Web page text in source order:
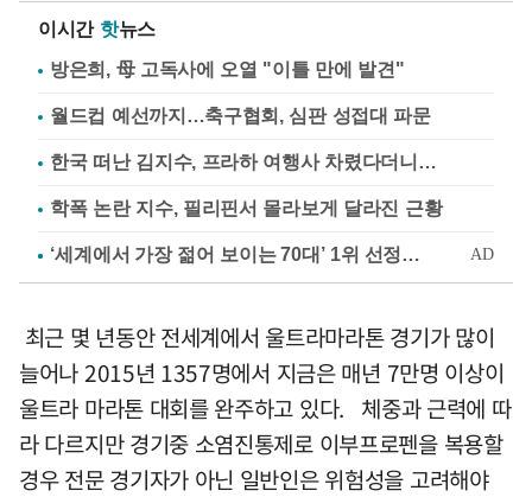
이시간 핫뉴스
방은희, 母 고독사에 오열 "이틀 만에 발견"
월드컵 예선까지…축구협회, 심판 성접대 파문
한국 떠난 김지수, 프라하 여행사 차렸다더니…
학폭 논란 지수, 필리핀서 몰라보게 달라진 근황
최근 몇 년동안 전세계에서 울트라마라톤 경기가 많이
늘어나 2015년 1357명에서 지금은 매년 7만명 이상이
울트라 마라톤 대회를 완주하고 있다. 체중과 근력에 따
라 다르지만 경기중 소염진통제로 이부프로펜을 복용할
경우 전문 경기자가 아닌 일반인은 위험성을 고려해야